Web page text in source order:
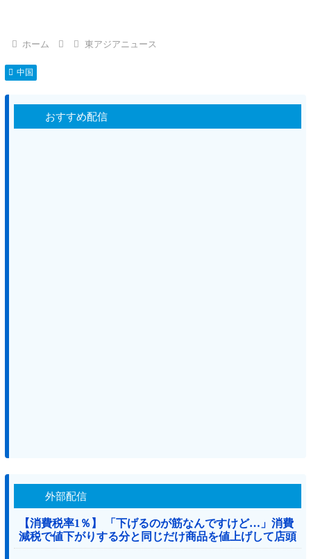
ホーム 東アジアニュース
中国
おすすめ配信
外部配信
【消費税率1％】 「下げるのが筋なんですけど…」消費
減税で値下がりする分と同じだけ商品を値上げして店頭
価格を変えない店も